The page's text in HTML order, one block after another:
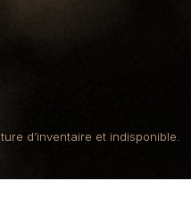
d’inventaire et indisponible.